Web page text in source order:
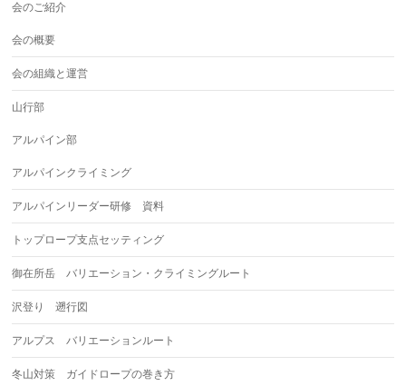
会のご紹介
会の概要
会の組織と運営
山行部
アルパイン部
アルパインクライミング
アルパインリーダー研修 資料
トップロープ支点セッティング
御在所岳 バリエーション・クライミングルート
沢登り 遡行図
アルプス バリエーションルート
冬山対策 ガイドロープの巻き方